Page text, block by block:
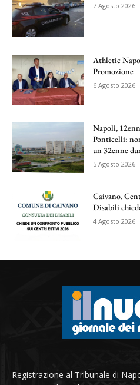
7 Agosto 2026
Athletic
Promozione
6 Agosto 2026
Napoli,
Ponticelli:
un 32enne
5 Agosto 2026
Caivano,
Disabili
4 Agosto 2026
Registrazione al Tribunale di